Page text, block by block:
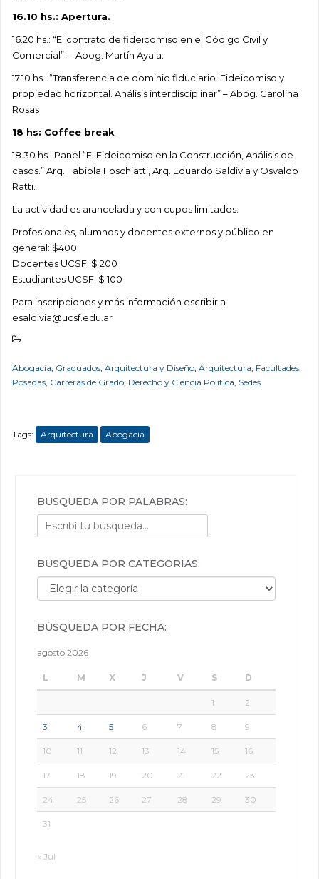
16.10 hs.: Apertura.
16.20 hs.: “El contrato de fideicomiso en el Código Civil y
Comercial” – Abog. Martín Ayala.
17.10 hs.: “Transferencia de dominio fiduciario. Fideicomiso y
propiedad horizontal. Análisis interdisciplinar” – Abog. Carolina
Rosas
18 hs: Coffee break
18.30 hs.: Panel “El Fideicomiso en la Construcción, Análisis de
casos.” Arq. Fabiola Foschiatti, Arq. Eduardo Saldivia y Osvaldo
Ratti.
La actividad es arancelada y con cupos limitados:
Profesionales, alumnos y docentes externos y público en
general: $400
Docentes UCSF: $ 200
Estudiantes UCSF: $ 100
Para inscripciones y más información escribir a
esaldivia@ucsf.edu.ar
Abogacía Graduados Arquitectura y Diseño Arquitectura Facultades
Posadas Carreras de Grado Derecho y Ciencia Política Sedes
Tags: Arquitectura Abogacía
BÚSQUEDA POR PALABRAS:
BÚSQUEDA POR CATEGORÍAS:
Búsqueda por categorías:
BÚSQUEDA POR FECHA:
agosto 2026
L M X J V S D
1 2
3 4 5 6 7 8 9
10 11 12 13 14 15 16
17 18 19 20 21 22 23
24 25 26 27 28 29 30
31
« Jul